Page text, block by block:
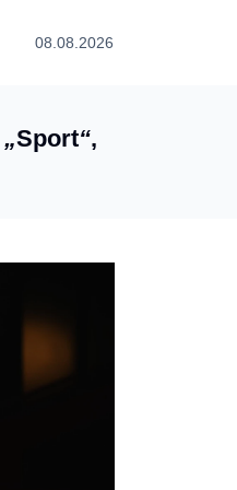
08.08.2026
„Sport“,